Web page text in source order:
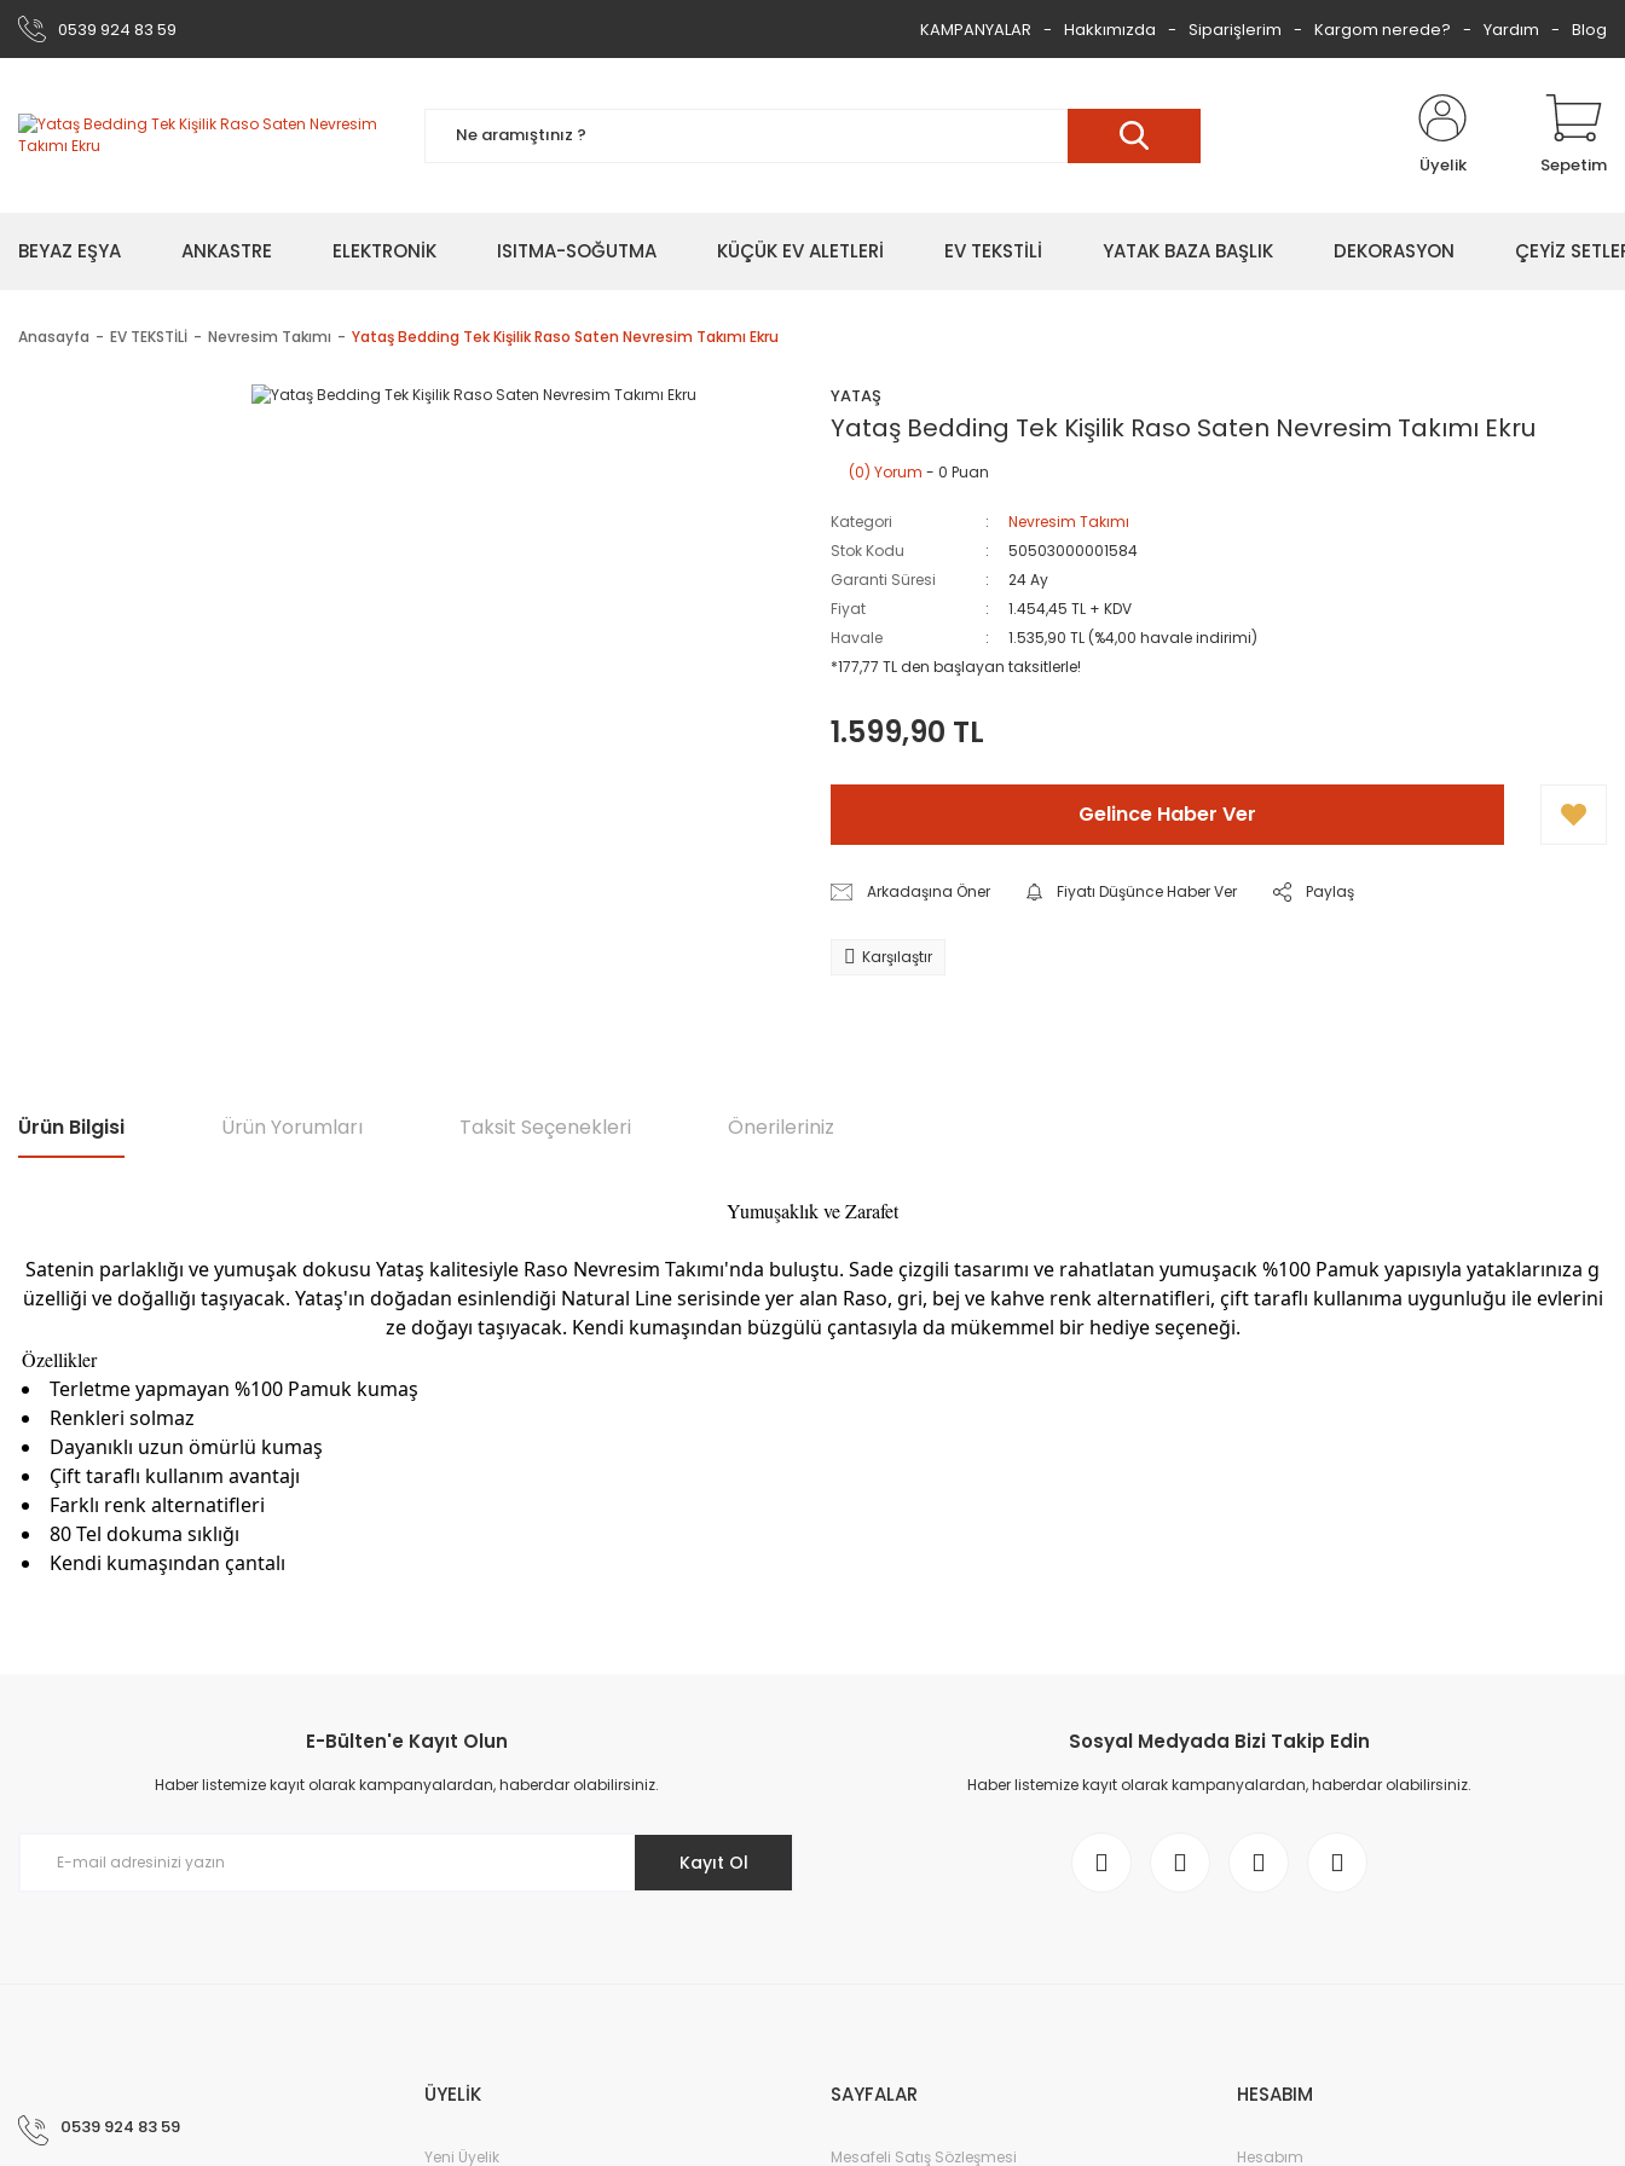
0539 924 83 59 KAMPANYALAR Hakkımızda Siparişlerim Kargom nerede? Yardım Blog
Üyelik Sepetim
BEYAZ EŞYA ANKASTRE ELEKTRONİK ISITMA-SOĞUTMA KÜÇÜK EV ALETLERİ EV TEKSTİLİ YATAK BAZA BAŞLIK DEKORASYON ÇEYİZ
Anasayfa EV TEKSTİLİ Nevresim Takımı Yataş Bedding Tek Kişilik Raso Saten Nevresim Takımı Ekru
YATAŞ
Yataş Bedding Tek Kişilik Raso Saten Nevresim Takımı Ekru
(0) Yorum - 0 Puan
Kategori
Nevresim Takımı
Stok Kodu
50503000001584
Garanti Süresi
24 Ay
Fiyat
1.454,45 TL + KDV
Havale
1.535,90 TL (%4,00 havale indirimi)
*177,77 TL den başlayan taksitlerle!
1.599,90 TL
Gelince Haber Ver
Arkadaşına Öner Fiyatı Düşünce Haber Ver Paylaş
Karşılaştır
Ürün Bilgisi Ürün Yorumları Taksit Seçenekleri Önerileriniz
Yumuşaklık ve Zarafet
Satenin parlaklığı ve yumuşak dokusu Yataş kalitesiyle Raso Nevresim Takımı'nda buluştu. Sade çizgili tasarımı ve rahatlatan yumuşacık %100 Pamuk yapısıyla yataklarınıza g
üzelliği ve doğallığı taşıyacak. Yataş'ın doğadan esinlendiği Natural Line serisinde yer alan Raso, gri, bej ve kahve renk alternatifleri, çift taraflı kullanıma uygunluğu ile evlerini
ze doğayı taşıyacak. Kendi kumaşından büzgülü çantasıyla da mükemmel bir hediye seçeneği.
Özellikler
Terletme yapmayan %100 Pamuk kumaş
Renkleri solmaz
Dayanıklı uzun ömürlü kumaş
Çift taraflı kullanım avantajı
Farklı renk alternatifleri
80 Tel dokuma sıklığı
Kendi kumaşından çantalı
Ürün resmi kalitesiz, bozuk veya görüntülenemiyor.
Ürün açıklamasında eksik bilgiler bulunuyor.
E-Bülten'e Kayıt Olun
Haber listemize kayıt olarak kampanyalardan, haberdar olabilirsiniz.
Kayıt Ol
Sosyal Medyada Bizi Takip Edin
Haber listemize kayıt olarak kampanyalardan, haberdar olabilirsiniz.
0539 924 83 59
ÜYELİK
Yeni Üyelik
SAYFALAR
Mesafeli Satış Sözleşmesi
HESABIM
Hesabım